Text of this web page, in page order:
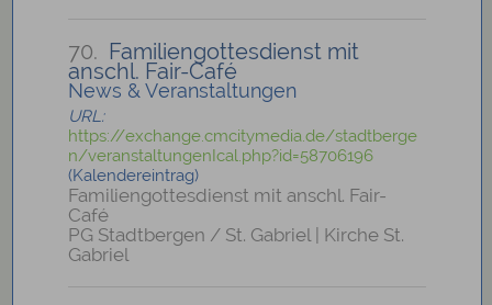
70. Familiengottesdienst mit
anschl. Fair-Café
News & Veranstaltungen
URL:
https://exchange.cmcitymedia.de/stadtberge
n/veranstaltungenIcal.php?id=58706196
(Kalendereintrag)
Familiengottesdienst mit anschl. Fair-
Café
PG Stadtbergen / St. Gabriel | Kirche St.
Gabriel